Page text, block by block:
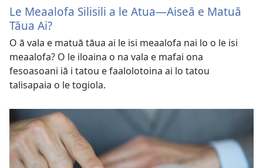
Le Meaalofa Silisili a le Atua​—Aiseā e Matuā
Tāua Ai?
O ā vala e matuā tāua ai le isi meaalofa nai lo o le isi
meaalofa? O le iloaina o na vala e mafai ona
fesoasoani iā i tatou e faalolotoina ai lo tatou
talisapaia o le togiola.